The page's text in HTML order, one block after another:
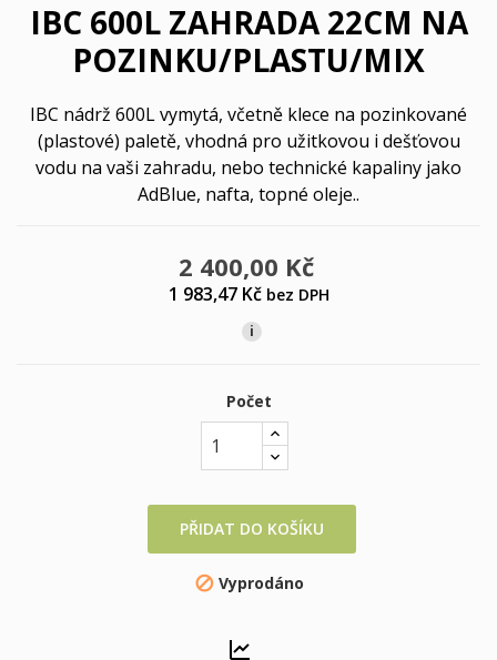
IBC 600L ZAHRADA 22CM NA
POZINKU/PLASTU/MIX
IBC nádrž 600L vymytá, včetně klece na pozinkované
(plastové) paletě, vhodná pro užitkovou i dešťovou
vodu na vaši zahradu, nebo technické kapaliny jako
AdBlue, nafta, topné oleje..
2 400,00 Kč
1 983,47 Kč bez DPH
i
Počet
PŘIDAT DO KOŠÍKU
 Vyprodáno